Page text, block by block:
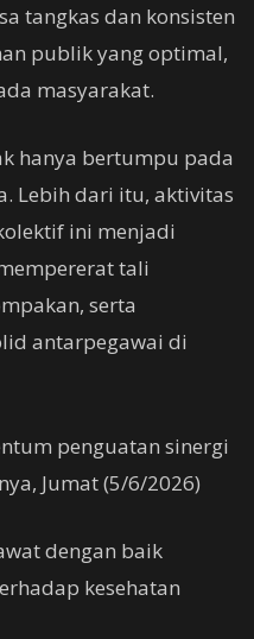
tangkas dan konsisten
publik yang optimal,
masyarakat.
hanya bertumpu pada
Lebih dari itu, aktivitas
ini menjadi
tali
serta
antarpegawai di
penguatan sinergi
Jumat (5/6/2026)
dengan baik
kesehatan